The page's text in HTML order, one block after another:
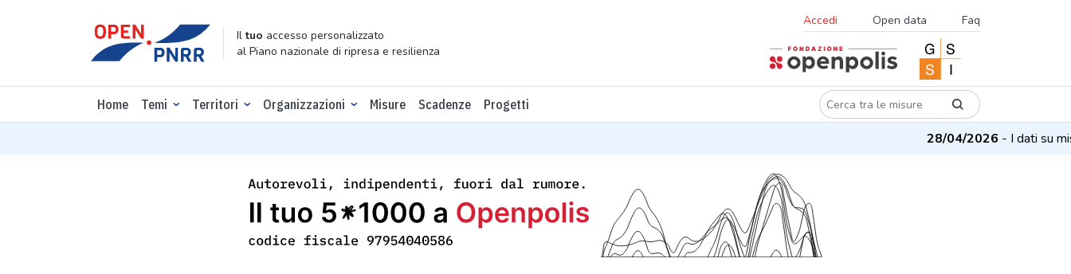
Iltuo accesso personalizzato
al Piano nazionale di ripresa e resilienza
Accedi Open data Faq
Home Temi Territori Organizzazioni Misure Scadenze Progetti
28/04/2026- I dati su